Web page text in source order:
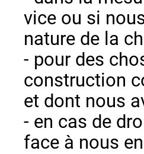
vice ou si
nature de la
- pour des
construction
et dont nous
- en cas de
face à nous